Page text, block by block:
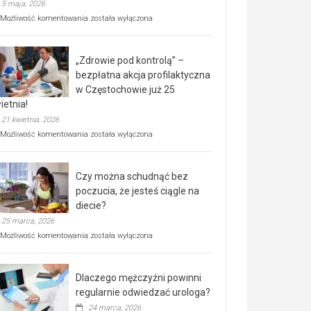
5 maja, 2026
Możliwość komentowania Rusza
rehabilitacji
dla
seniorów!
została wyłączona
„Zdrowie pod kontrolą” –
bezpłatna akcja profilaktyczna
w Częstochowie już 25
21 kwietnia, 2026
Możliwość komentowania „Zdrowie
bezpłatna
akcja
profilaktyczna
w
już
kwietnia!
została wyłączona
Czy można schudnąć bez
poczucia, że jesteś ciągle na
diecie?
25 marca, 2026
Możliwość komentowania Czy
poczucia,
że
została wyłączona
Dlaczego mężczyźni powinni
regularnie odwiedzać urologa?
24 marca, 2026